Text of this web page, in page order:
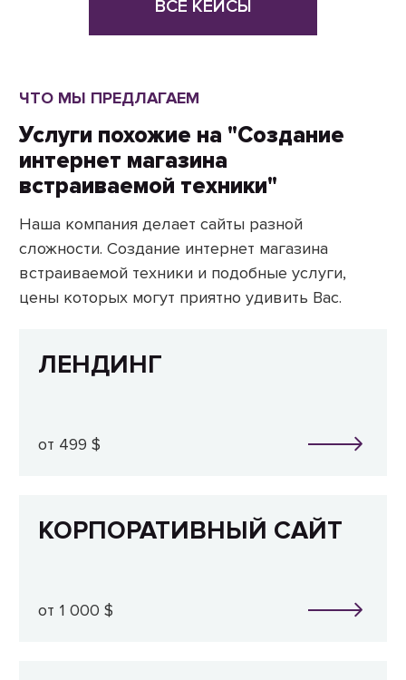
ВСЕ КЕЙСЫ
ЧТО МЫ ПРЕДЛАГАЕМ
Услуги похожие на "Создание
интернет магазина
встраиваемой техники"
Наша компания делает сайты разной
сложности. Создание интернет магазина
встраиваемой техники и подобные услуги,
цены которых могут приятно удивить Вас.
ЛЕНДИНГ
от 499 $
КОРПОРАТИВНЫЙ САЙТ
от 1 000 $